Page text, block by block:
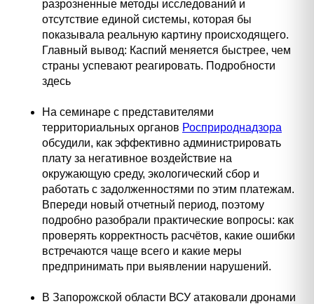
разрозненные методы исследований и
отсутствие единой системы, которая бы
показывала реальную картину происходящего.
Главный вывод: Каспий меняется быстрее, чем
страны успевают реагировать. Подробности
здесь
На семинаре с представителями
территориальных органов Росприроднадзора
обсудили, как эффективно администрировать
плату за негативное воздействие на
окружающую среду, экологический сбор и
работать с задолженностями по этим платежам.
Впереди новый отчетный период, поэтому
подробно разобрали практические вопросы: как
проверять корректность расчётов, какие ошибки
встречаются чаще всего и какие меры
предпринимать при выявлении нарушений.
В Запорожской области ВСУ атаковали дронами